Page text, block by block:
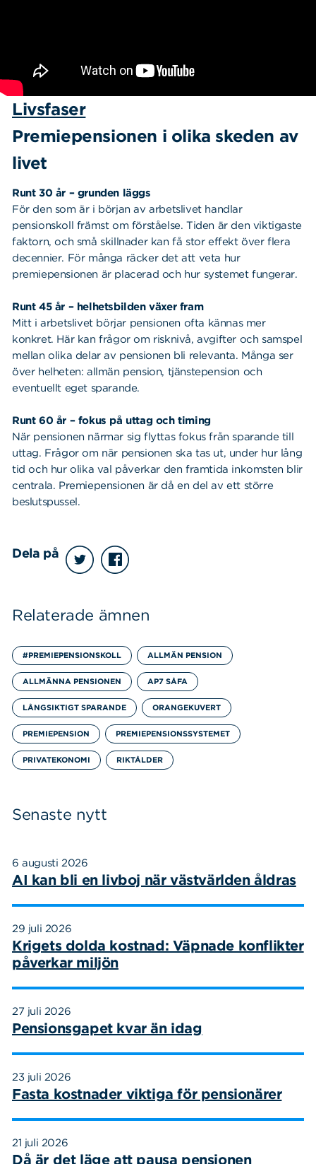
Livsfaser
Premiepensionen i olika skeden av
livet
Runt 30 år – grunden läggs
För den som är i början av arbetslivet handlar
pensionskoll främst om förståelse. Tiden är den viktigaste
faktorn, och små skillnader kan få stor effekt över flera
decennier. För många räcker det att veta hur
premiepensionen är placerad och hur systemet fungerar.
Runt 45 år – helhetsbilden växer fram
Mitt i arbetslivet börjar pensionen ofta kännas mer
konkret. Här kan frågor om risknivå, avgifter och samspel
mellan olika delar av pensionen bli relevanta. Många ser
över helheten: allmän pension, tjänstepension och
eventuellt eget sparande.
Runt 60 år – fokus på uttag och timing
När pensionen närmar sig flyttas fokus från sparande till
uttag. Frågor om när pensionen ska tas ut, under hur lång
tid och hur olika val påverkar den framtida inkomsten blir
centrala. Premiepensionen är då en del av ett större
beslutspussel.
Dela på
Relaterade ämnen
#PREMIEPENSIONSKOLL ALLMÄN PENSION
ALLMÄNNA PENSIONEN AP7 SÅFA
LÅNGSIKTIGT SPARANDE ORANGEKUVERT
PREMIEPENSION PREMIEPENSIONSSYSTEMET
PRIVATEKONOMI RIKTÅLDER
Senaste nytt
6 augusti 2026
AI kan bli en livboj när västvärlden åldras
29 juli 2026
Krigets dolda kostnad: Väpnade konflikter
påverkar miljön
27 juli 2026
Pensionsgapet kvar än idag
23 juli 2026
Fasta kostnader viktiga för pensionärer
21 juli 2026
Då är det läge att pausa pensionen